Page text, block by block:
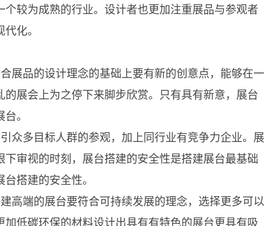
较为成熟的行业。设计者也更加注重展品与参观者
化。
品的设计理念的基础上要有新的创意点，能够在一
展会上为之停下来脚步欣赏。只有具有新意，展台
。
多目标人群的参观，加上同行业有竞争力企业。展
审视的时刻，展台搭建的安全性是搭建展台最基础
搭建的安全性。
端的展台要符合可持续发展的理念，选择更多可以
低碳环保的材料设计出具有有特色的展台更具有吸